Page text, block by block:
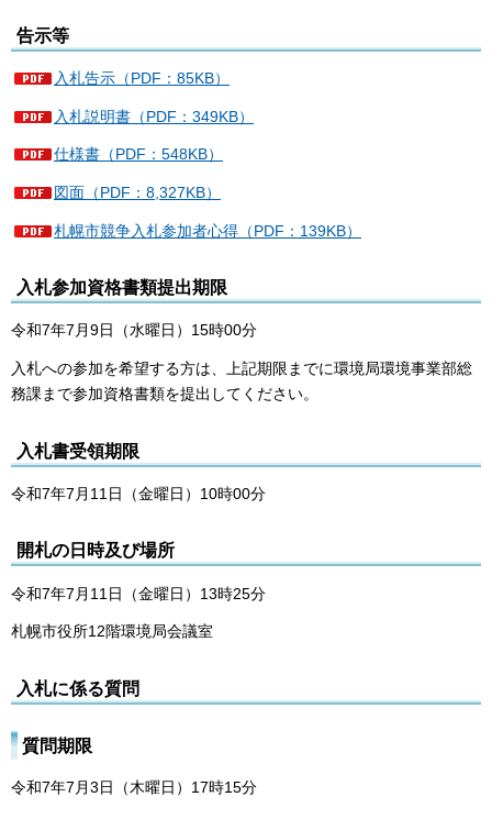
告示等
入札告示（PDF：85KB）
入札説明書（PDF：349KB）
仕様書（PDF：548KB）
図面（PDF：8,327KB）
札幌市競争入札参加者心得（PDF：139KB）
入札参加資格書類提出期限
令和7年7月9日（水曜日）15時00分
入札への参加を希望する方は、上記期限までに環境局環境事業部総
務課まで参加資格書類を提出してください。
入札書受領期限
令和7年7月11日（金曜日）10時00分
開札の日時及び場所
令和7年7月11日（金曜日）13時25分
札幌市役所12階環境局会議室
入札に係る質問
質問期限
令和7年7月3日（木曜日）17時15分